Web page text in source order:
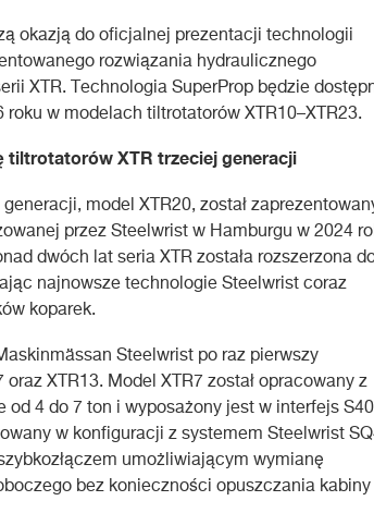
okazją do oficjalnej prezentacji technologii
rozwiązania hydraulicznego
XTR. Technologia SuperProp będzie
roku w modelach tiltrotatorów XTR10–XTR23.
tiltrotatorów XTR trzeciej generacji
model XTR20, został
przez Steelwrist w Hamburgu w 2024
dwóch lat seria XTR została rozszerzona
najnowsze technologie Steelwrist coraz
koparek.
Steelwrist po raz pierwszy
XTR13. Model XTR7 został opracowany z
od 4 do 7 ton i wyposażony jest w interfejs
w konfiguracji z systemem Steelwrist
umożliwiającym wymianę
bez konieczności opuszczania kabiny